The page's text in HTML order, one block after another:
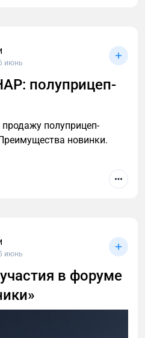
июнь
полуприцеп-
полуприцеп-
новинки.
июнь
в форуме